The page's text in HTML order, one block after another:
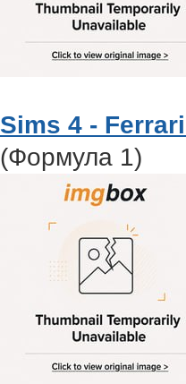
Sims 4 -
(Формула 1)